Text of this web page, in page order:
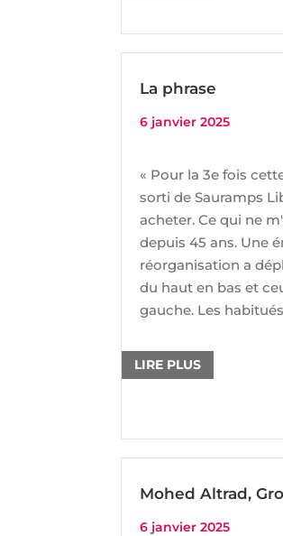
La phrase
6 janvier 2025
« Pour la 3e fois
sorti de Sauramps
acheter. Ce qui ne
depuis 45 ans. Une
réorganisation a
du haut en bas et
gauche. Les
LIRE PLUS
Mohed Altrad,
6 janvier 2025